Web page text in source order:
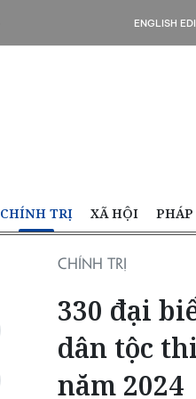
ENGLISH
CHÍNH TRỊ XÃ HỘI PHÁP
CHÍNH TRỊ
330 đại
dân tộc
năm 2024